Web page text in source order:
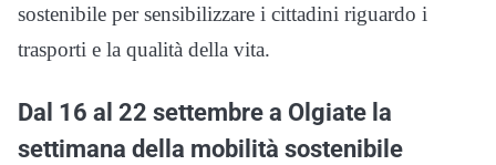
sostenibile per sensibilizzare i cittadini riguardo i
trasporti e la qualità della vita.
Dal 16 al 22 settembre a Olgiate la
settimana della mobilità sostenibile